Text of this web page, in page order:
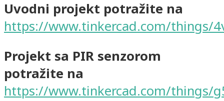
Uvodni projekt potražite na
https://www.tinkercad.com/things/
Projekt sa PIR senzorom
potražite na
https://www.tinkercad.com/things/